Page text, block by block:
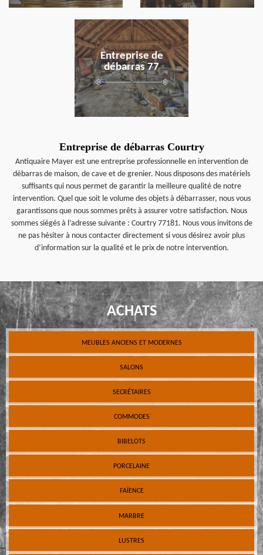
Entreprise de
débarras 77
en savoir plus
Entreprise de débarras Courtry
Antiquaire Mayer est une entreprise professionnelle en intervention de
débarras de maison, de cave et de grenier. Nous disposons des matériels
suffisants qui nous permet de garantir la meilleure qualité de notre
intervention. Quel que soit le volume des objets à débarrasser, nous vous
garantissons que nous sommes prêts à assurer votre satisfaction. Nous
sommes siégés à l’adresse suivante : Courtry 77181. Nous vous invitons de
ne pas hésiter à nous contacter directement si vous désirez avoir plus
d’information sur la qualité et le prix de notre intervention.
ACHATS
MEUBLES ANCIENS ET MODERNES
SALONS
SECRÉTAIRES
COMMODES
BIBELOTS
PORCELAINE
FAÏENCE
MARBRE
LUSTRES